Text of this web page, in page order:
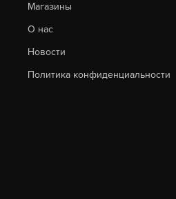
Магазины
О нас
Новости
Политика конфиденциальности